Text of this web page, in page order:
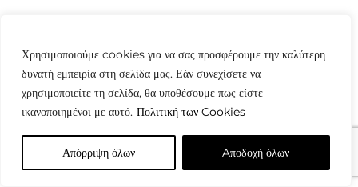
Χρησιμοποιούμε cookies για να σας προσφέρουμε την καλύτερη
δυνατή εμπειρία στη σελίδα μας. Εάν συνεχίσετε να
χρησιμοποιείτε τη σελίδα, θα υποθέσουμε πως είστε
ικανοποιημένοι με αυτό. Πολιτική των Cookies
Απόρριψη όλων Aποδοχή όλων
© Copyright: www.fotografes.gr - Δαμιανός Μωραΐτης